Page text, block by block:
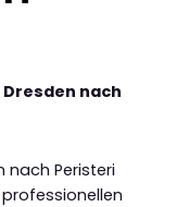
nach
nach Peristeri